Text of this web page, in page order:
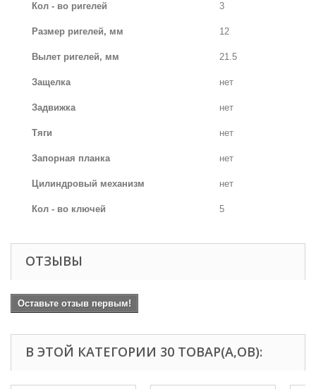
Кол - во ригелей 3
Размер ригелей, мм 12
Вылет ригелей, мм 21.5
Защелка нет
Задвижка нет
Тяги нет
Запорная планка нет
Цилиндровый механизм нет
Кол - во ключей 5
ОТЗЫВЫ
Оставьте отзыв первым!
В ЭТОЙ КАТЕГОРИИ 30 ТОВАР(А,ОВ):